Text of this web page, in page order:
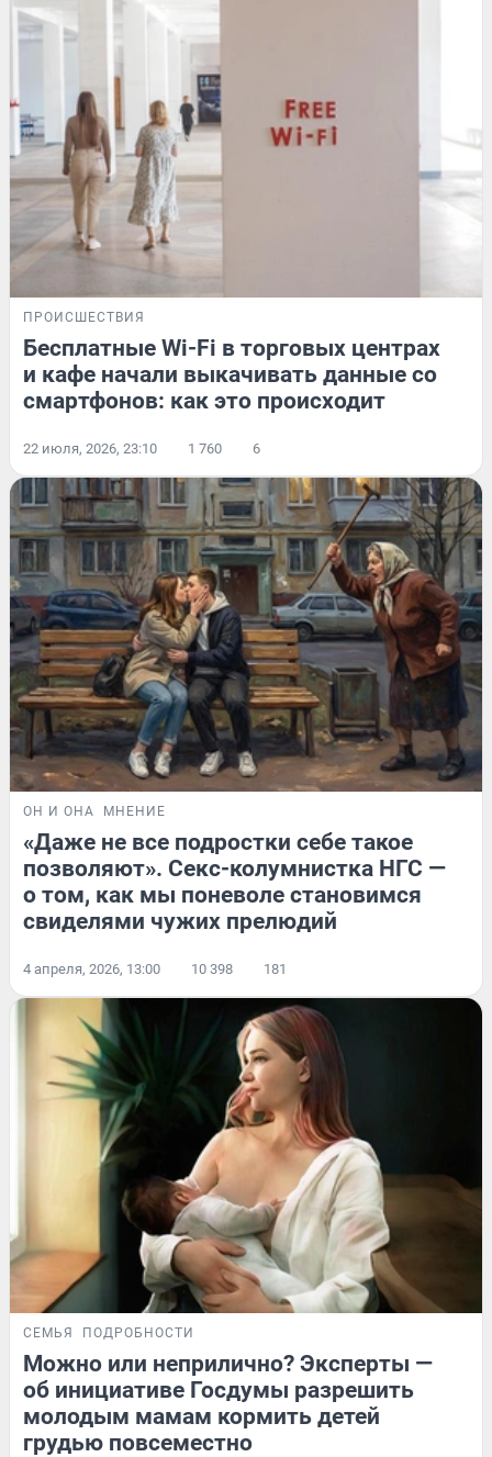
ПРОИСШЕСТВИЯ
Бесплатные Wi-Fi в торговых центрах
и кафе начали выкачивать данные со
смартфонов: как это происходит
22 июля, 2026, 23:10 1 760 6
ОН И ОНА МНЕНИЕ
«Даже не все подростки себе такое
позволяют». Секс-колумнистка НГС —
о том, как мы поневоле становимся
свиделями чужих прелюдий
4 апреля, 2026, 13:00 10 398 181
СЕМЬЯ ПОДРОБНОСТИ
Можно или неприлично? Эксперты —
об инициативе Госдумы разрешить
молодым мамам кормить детей
грудью повсеместно